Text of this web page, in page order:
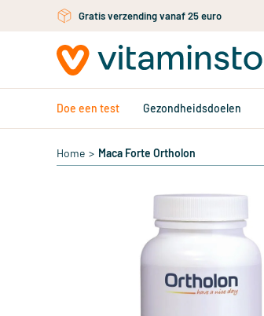
Ga naar de hoofdinhoudGratis verzending vanaf 25 euro
Doe een test Gezondheidsdoelen
Home > Maca Forte Ortholon